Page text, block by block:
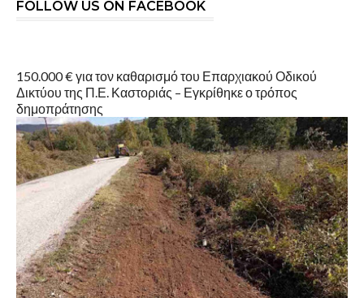
FOLLOW US ON FACEBOOK
150.000 € για τον καθαρισμό του Επαρχιακού Οδικού
Δικτύου της Π.Ε. Καστοριάς – Εγκρίθηκε ο τρόπος
δημοπράτησης